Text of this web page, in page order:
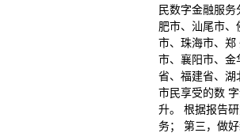
民数字金融服
肥市、汕尾市
市、珠海市、郑
市、襄阳市、金
省、福建省、湖
市民享受的数
升。 根据报告
务； 第三，做